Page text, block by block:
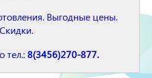
Выгодные цены.
Скидки.
тел.:8(3456)270-877.